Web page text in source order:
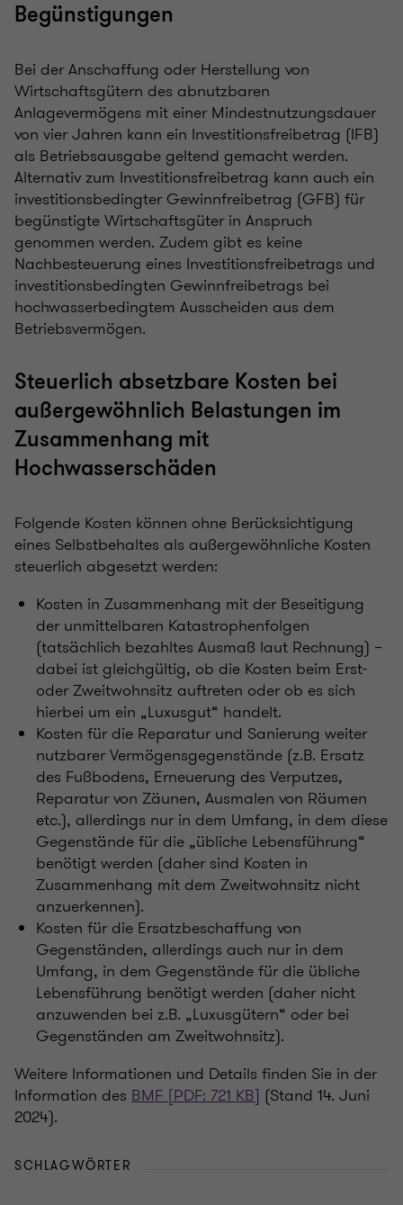
Begünstigungen
Bei der Anschaffung oder Herstellung von
Wirtschaftsgütern des abnutzbaren
Anlagevermögens mit einer Mindestnutzungsdauer
von vier Jahren kann ein Investitionsfreibetrag (IFB)
als Betriebsausgabe geltend gemacht werden.
Alternativ zum Investitionsfreibetrag kann auch ein
investitionsbedingter Gewinnfreibetrag (GFB) für
begünstigte Wirtschaftsgüter in Anspruch
genommen werden. Zudem gibt es keine
Nachbesteuerung eines Investitionsfreibetrags und
investitionsbedingten Gewinnfreibetrags bei
hochwasserbedingtem Ausscheiden aus dem
Betriebsvermögen.
Steuerlich absetzbare Kosten bei
außergewöhnlich Belastungen im
Zusammenhang mit
Hochwasserschäden
Folgende Kosten können ohne Berücksichtigung
eines Selbstbehaltes als außergewöhnliche Kosten
steuerlich abgesetzt werden:
Kosten in Zusammenhang mit der Beseitigung
der unmittelbaren Katastrophenfolgen
(tatsächlich bezahltes Ausmaß laut Rechnung) –
dabei ist gleichgültig, ob die Kosten beim Erst-
oder Zweitwohnsitz auftreten oder ob es sich
hierbei um ein „Luxusgut“ handelt.
Kosten für die Reparatur und Sanierung weiter
nutzbarer Vermögensgegenstände (z.B. Ersatz
des Fußbodens, Erneuerung des Verputzes,
Reparatur von Zäunen, Ausmalen von Räumen
etc.), allerdings nur in dem Umfang, in dem diese
Gegenstände für die „übliche Lebensführung“
benötigt werden (daher sind Kosten in
Zusammenhang mit dem Zweitwohnsitz nicht
anzuerkennen).
Kosten für die Ersatzbeschaffung von
Gegenständen, allerdings auch nur in dem
Umfang, in dem Gegenstände für die übliche
Lebensführung benötigt werden (daher nicht
anzuwenden bei z.B. „Luxusgütern“ oder bei
Gegenständen am Zweitwohnsitz).
Weitere Informationen und Details finden Sie in der
Information des BMF [PDF: 721 KB] (Stand 14. Juni
2024).
SCHLAGWÖRTER